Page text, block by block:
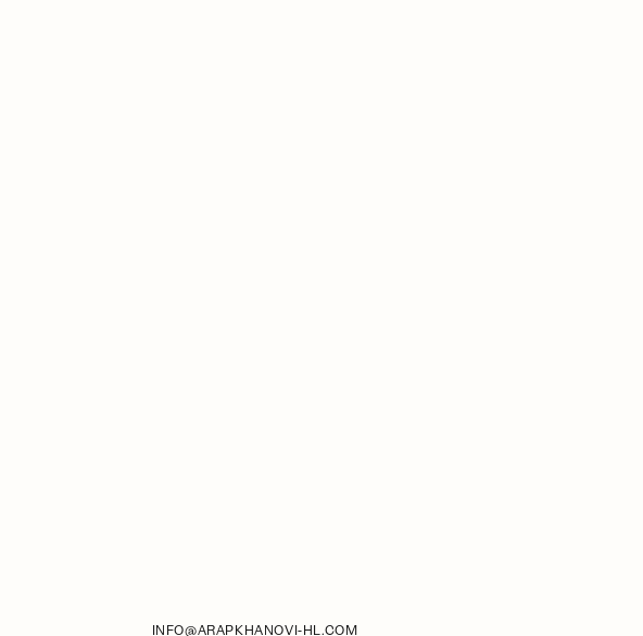
INFO@ARAPKHANOVI-HL.COM